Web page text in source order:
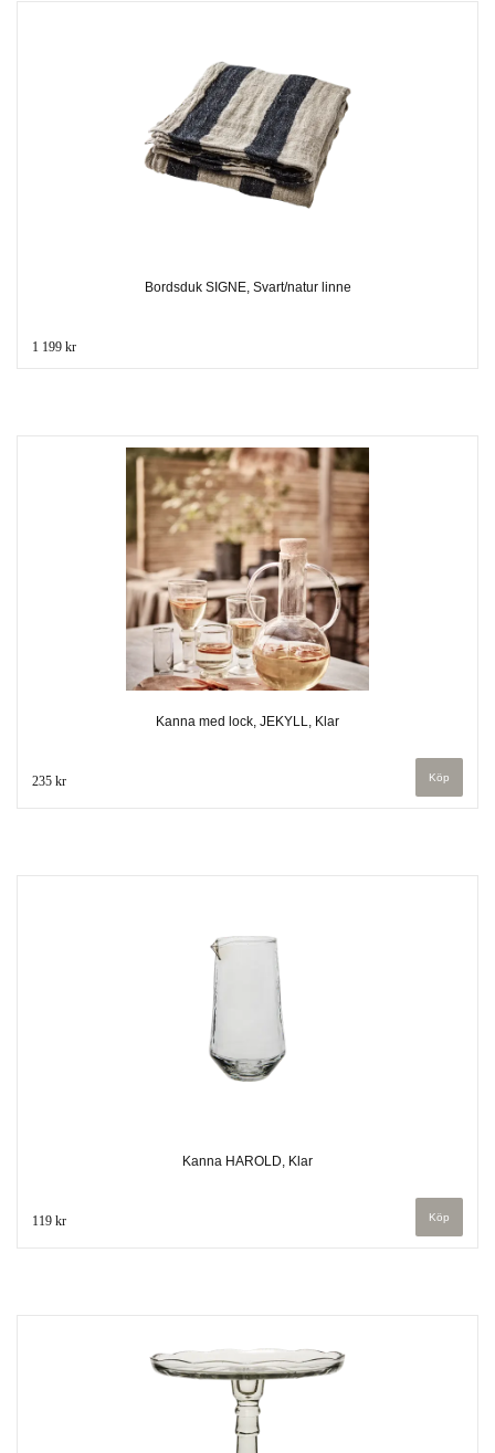
Bordsduk SIGNE, Svart/natur linne
1 199 kr
Kanna med lock, JEKYLL, Klar
235 kr
Kanna HAROLD, Klar
119 kr